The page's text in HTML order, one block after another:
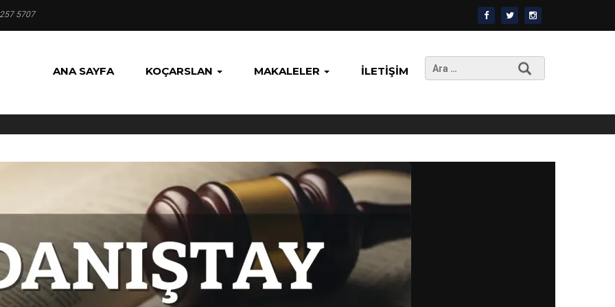
5707
ANA SAYFA KOÇARSLAN MAKALELER İLETIŞIM
Arama: